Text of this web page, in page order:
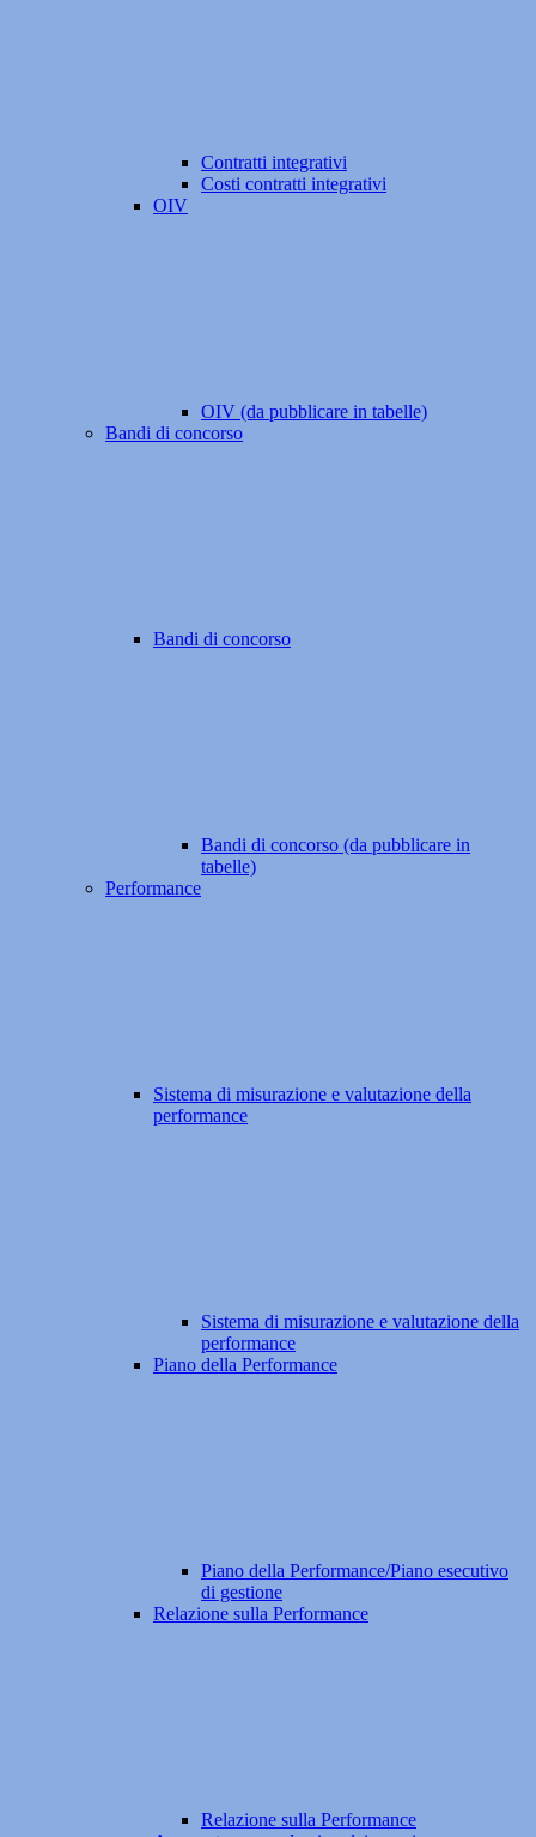
Contratti integrativi
Costi contratti integrativi
OIV
OIV (da pubblicare in tabelle)
Bandi di concorso
Bandi di concorso
Bandi di concorso (da pubblicare in
tabelle)
Performance
Sistema di misurazione e valutazione della
performance
Sistema di misurazione e valutazione della
performance
Piano della Performance
Piano della Performance/Piano esecutivo
di gestione
Relazione sulla Performance
Relazione sulla Performance